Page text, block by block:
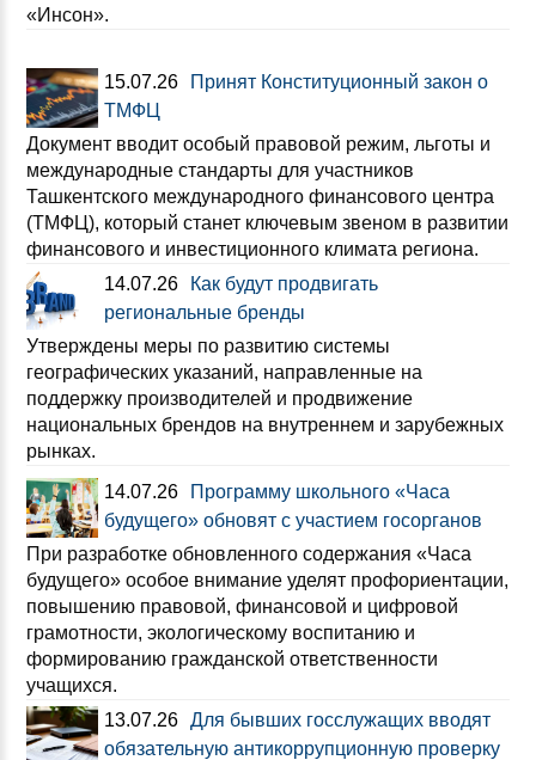
«Инсон».
15.07.26
Принят Конституционный закон о
ТМФЦ
Документ вводит особый правовой режим, льготы и
международные стандарты для участников
Ташкентского международного финансового центра
(ТМФЦ), который станет ключевым звеном в развитии
финансового и инвестиционного климата региона.
14.07.26
Как будут продвигать
региональные бренды
Утверждены меры по развитию системы
географических указаний, направленные на
поддержку производителей и продвижение
национальных брендов на внутреннем и зарубежных
рынках.
14.07.26
Программу школьного «Часа
будущего» обновят с участием госорганов
При разработке обновленного содержания «Часа
будущего» особое внимание уделят профориентации,
повышению правовой, финансовой и цифровой
грамотности, экологическому воспитанию и
формированию гражданской ответственности
учащихся.
13.07.26 Для бывших госслужащих вводят
обязательную антикоррупционную проверку